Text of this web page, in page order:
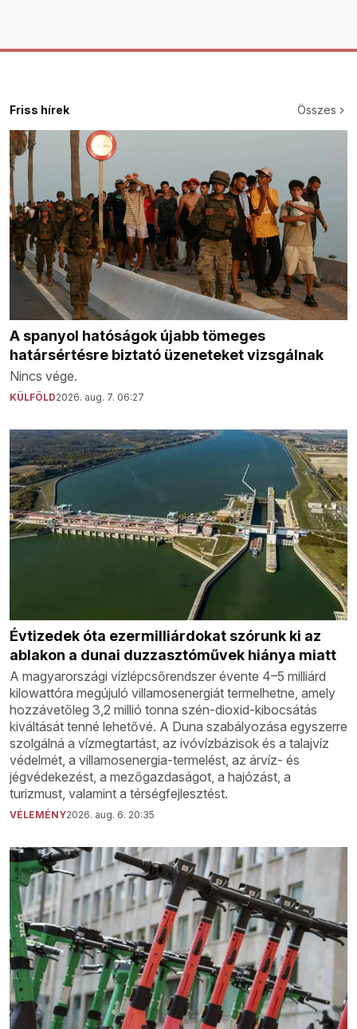
Friss hírek Összes
A spanyol hatóságok újabb tömeges
határsértésre biztató üzeneteket vizsgálnak
Nincs vége.
KÜLFÖLD2026. aug. 7. 06:27
Évtizedek óta ezermilliárdokat szórunk ki az
ablakon a dunai duzzasztóművek hiánya miatt
A magyarországi vízlépcsőrendszer évente 4–5 milliárd
kilowattóra megújuló villamosenergiát termelhetne, amely
hozzávetőleg 3,2 millió tonna szén-dioxid-kibocsátás
kiváltását tenné lehetővé. A Duna szabályozása egyszerre
szolgálná a vízmegtartást, az ivóvízbázisok és a talajvíz
védelmét, a villamosenergia-termelést, az árvíz- és
jégvédekezést, a mezőgazdaságot, a hajózást, a
turizmust, valamint a térségfejlesztést.
VÉLEMÉNY2026. aug. 6. 20:35